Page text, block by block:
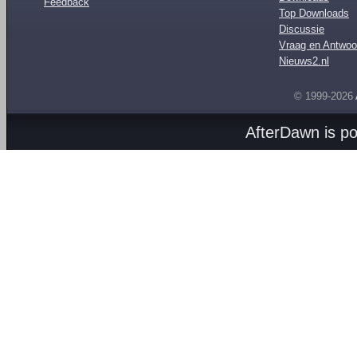
Top Downloads
Discussie
Vraag en
Nieuws2.nl
© 1999-2026
AfterDawn is